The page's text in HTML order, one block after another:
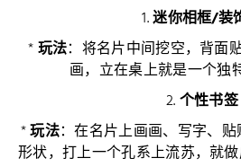
1.迷你相框/装
*玩法：将名片中间挖空，背面
画，立在桌上就是一个独
2.个性书签
*玩法：在名片上画画、写字、
形状，打上一个孔系上流苏，就做